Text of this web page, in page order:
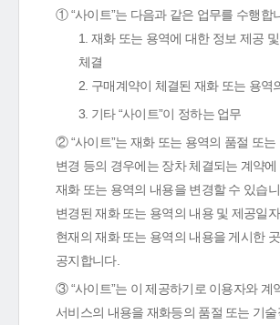
① “사이트”는 다음과 같은 업무를 수행합
1. 재화 또는 용역에 대한 정보 제공
체결
2. 구매계약이 체결된 재화 또는 용역
3. 기타 “사이트”이 정하는 업무
② “사이트”는 재화 또는 용역의 품절 또는
변경 등의 경우에는 장차 체결되는 계약
재화 또는 용역의 내용을 변경할 수 있습
변경된 재화 또는 용역의 내용 및 제공일
현재의 재화 또는 용역의 내용을 게시한
공지합니다.
③ “사이트”는 이 제공하기로 이용자와 계
서비스의 내용을 재화등의 품절 또는 기